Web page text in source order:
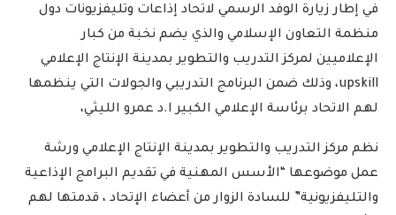
في إطار زيارة الوفد الرسمي لاتحاد إذاعات وتليفزيونات دول
منظمة التعاون الإسلامي والذي يضم نخبة من كبار
الإعلاميين لمركز التدريب والتطوير بمدينة الإنتاج الإعلامي
upskill، وذلك ضمن البرنامج التدريبي والجولات التي ينظمها
لهم الاتحاد برئاسة الإعلامي الكبير ا.د عمرو الليثي،
نظم مركز التدريب والتطوير بمدينة الإنتاج الإعلامي ورشة
عمل موضوعها “الأسس المهنية في تقديم البرامج الإذاعية
والتليفزيونية” للسادة الزوار من أعضاء الإتحاد ، قدمتها لهم